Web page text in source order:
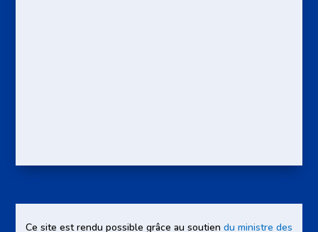
Ce site est rendu possible grâce au soutien du ministre des